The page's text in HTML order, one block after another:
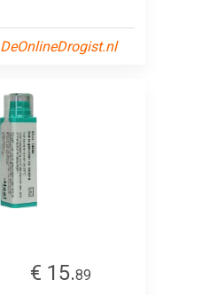
DeOnlineDrogist.nl
€ 15.89